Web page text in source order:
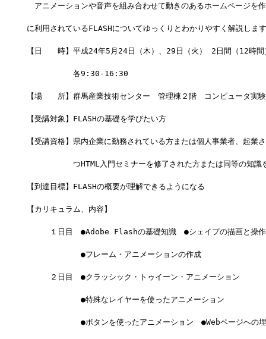
アニメーションや音声を組み合わせて動きのあるホームページを
に利用されているFLASHについてゆっくりとわかりやすく解説しま
【日　　時】平成24年5月24日（木）、29日（火） 2日間（12時間
各9:30-16:30
【場　　所】群馬産業技術センター　管理棟２階　コンピュータ実
【受講対象】FLASHの基礎を学びたい方
【受講資格】県内企業に勤務されている方または個人事業者、起業
つHTML入門セミナーを修了された方または同等の知識を
【到達目標】FLASHの概要が理解できるようになる
【カリキュラム、内容】
１日目　●Adobe Flashの基礎知識　●シェイプの描画と操作
●フレーム・アニメーションの作成
２日目　●クラッシック・トゥイーン・アニメーション
●特殊なレイヤーを使ったアニメーション
●ボタンを使ったアニメーション　●Webページへの埋